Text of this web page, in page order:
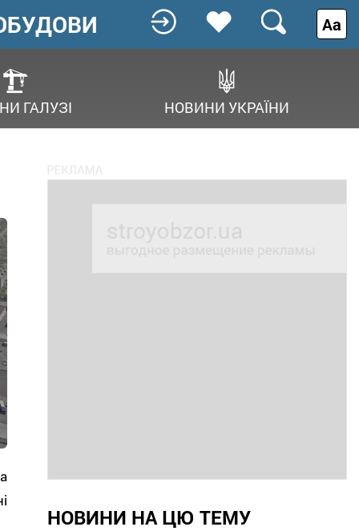
ГАЛУЗІ НОВИНИ УКРАЇНИ
Аа
НОВИНИ НА ЦЮ ТЕМУ